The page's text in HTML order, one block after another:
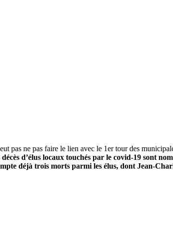
d’élus locaux touchés par le covid-19 sont
déjà trois morts parmi les élus, dont Jean-